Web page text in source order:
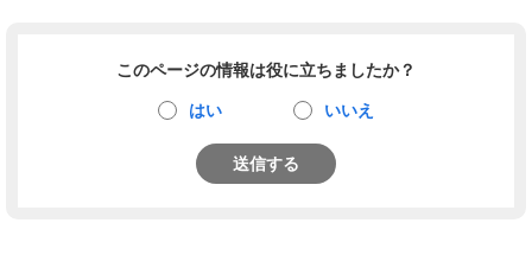
このページの情報は役に立ちましたか？
はい いいえ
送信する